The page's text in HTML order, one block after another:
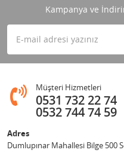
Kampanya ve
Müşteri Hizmetleri
0531 732 22 74
0532 744 74 59
Adres
Dumlupınar Mahallesi Bilge 500